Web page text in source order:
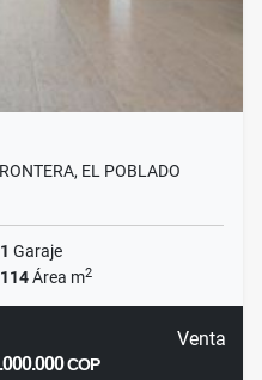
EL POBLADO
1 Garaje
114Área m2
Venta
COP